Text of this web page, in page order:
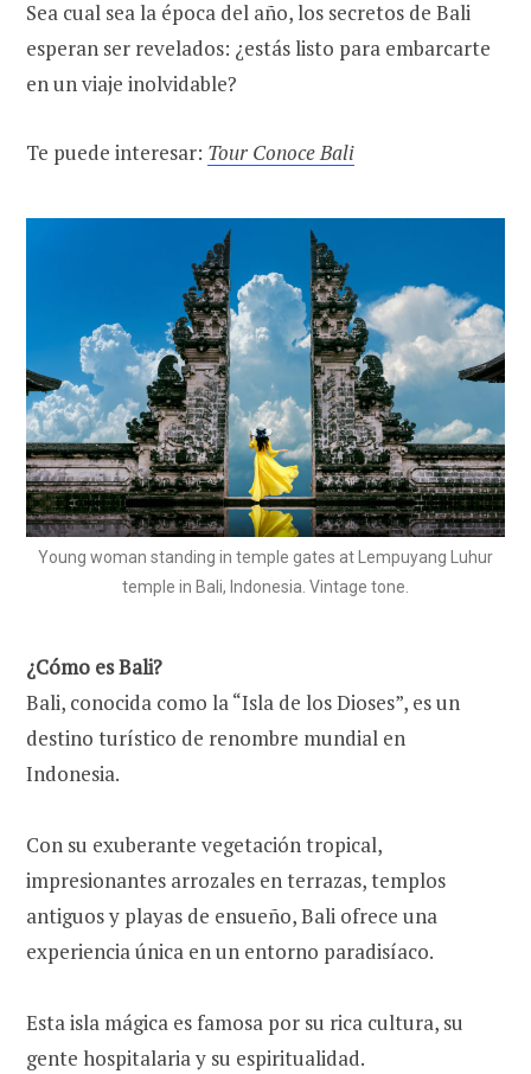
Sea cual sea la época del año, los secretos de Bali
esperan ser revelados: ¿estás listo para embarcarte
en un viaje inolvidable?
Te puede interesar: Tour Conoce Bali
Young woman standing in temple gates at Lempuyang Luhur
temple in Bali, Indonesia. Vintage tone.
¿Cómo es Bali?
Bali, conocida como la “Isla de los Dioses”, es un
destino turístico de renombre mundial en
Indonesia.
Con su exuberante vegetación tropical,
impresionantes arrozales en terrazas, templos
antiguos y playas de ensueño, Bali ofrece una
experiencia única en un entorno paradisíaco.
Esta isla mágica es famosa por su rica cultura, su
gente hospitalaria y su espiritualidad.